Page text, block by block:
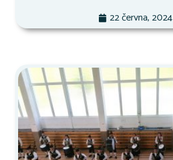
22 června, 2024